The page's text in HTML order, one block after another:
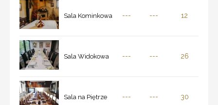
Sala Kominkowa --- --- 12
Sala Widokowa --- --- 26
Sala na Piętrze --- --- 30